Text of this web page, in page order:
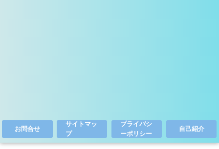
お問合せ
サイトマッ
プ
プライバシ
ーポリシー
自己紹介